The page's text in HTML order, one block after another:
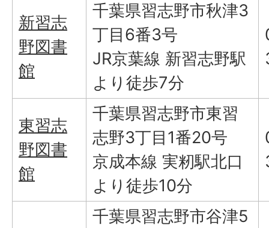
新習志
野図書
館
千葉県習志野市秋津3
丁目6番3号
JR京葉線 新習志野駅
より徒歩7分
東習志
野図書
館
千葉県習志野市東習
志野3丁目1番20号
京成本線 実籾駅北口
より徒歩10分
千葉県習志野市谷津5